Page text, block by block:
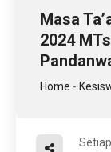
Masa
2024
Home -